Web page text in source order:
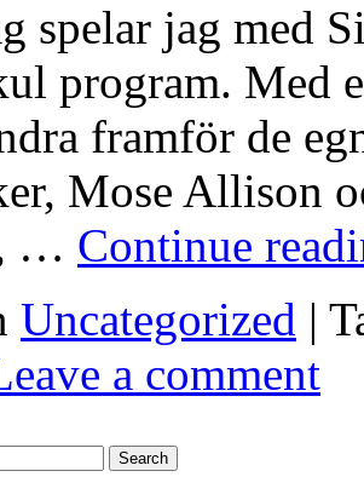
spelar jag med
program. Med
framför de
Mose Allison
… Continue
Uncategorized |
a comment